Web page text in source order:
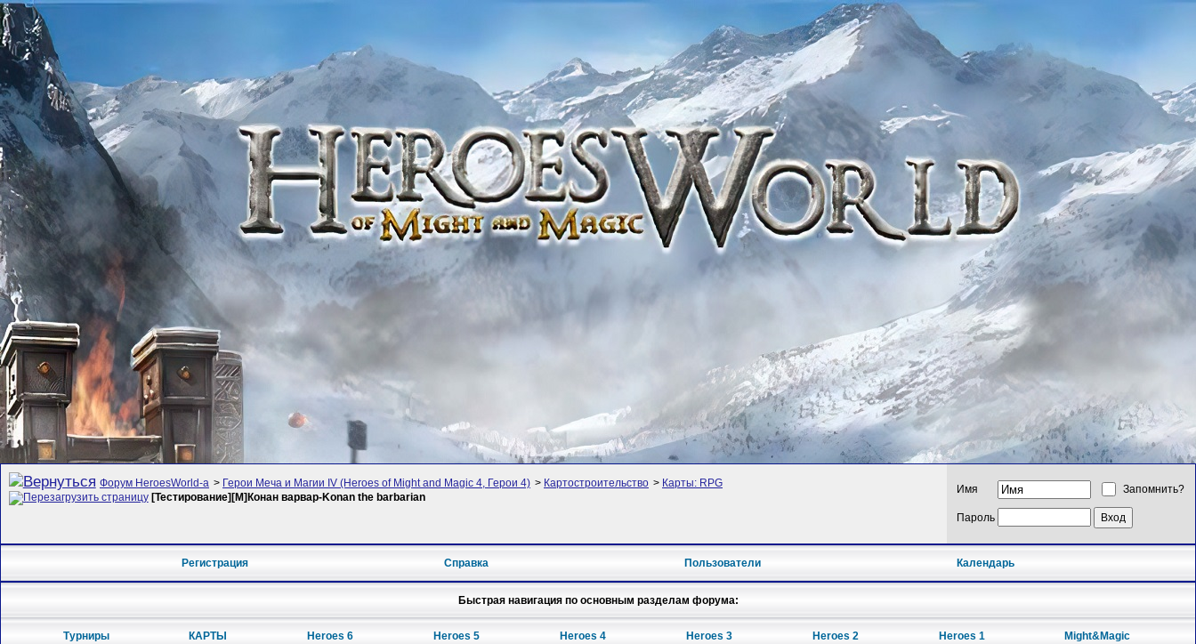
Форум HeroesWorld-а > Герои Меча и Магии IV (Heroes of Might and Magic 4, Герои 4) > Картостроительство > Карты: RPG
[Тестирование][M]Конан варвар-Konan the barbarian
Имя Запомнить?
Пароль
Регистрация Справка Пользователи Календарь
Быстрая навигация по основным разделам форума:
Турниры КАРТЫ Heroes 6 Heroes 5 Heroes 4 Heroes 3 Heroes 2 Heroes 1 Might&Magic